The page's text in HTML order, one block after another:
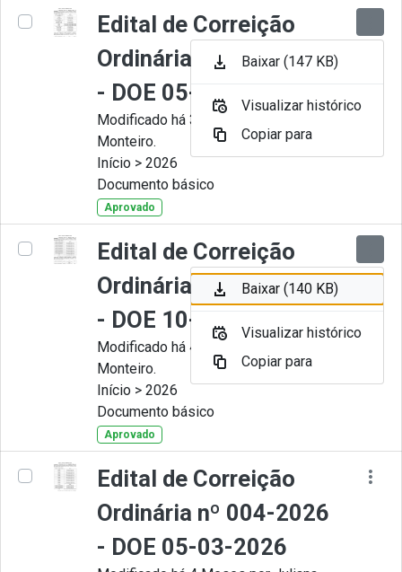
Edital de Correição
Ordinária nº 006-2026
- DOE 05-05-2026
Modificado há 3 Meses por Juliana
Monteiro.
Início > 2026
Documento básico
Aprovado
Edital de Correição
Ordinária nº 005-2026
- DOE 10-04-2026
Modificado há 4 Meses por Juliana
Monteiro.
Início > 2026
Documento básico
Aprovado
Edital de Correição
Ordinária nº 004-2026
- DOE 05-03-2026
Baixar (147 KB)
Visualizar histórico
Copiar para
Baixar (140 KB)
Visualizar histórico
Copiar para